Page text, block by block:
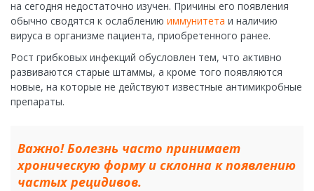
на сегодня недостаточно изучен. Причины его появления
обычно сводятся к ослаблению иммунитета и наличию
вируса в организме пациента, приобретенного ранее.
Рост грибковых инфекций обусловлен тем, что активно
развиваются старые штаммы, а кроме того появляются
новые, на которые не действуют известные антимикробные
препараты.
Важно! Болезнь часто принимает
хроническую форму и склонна к появлению
частых рецидивов.